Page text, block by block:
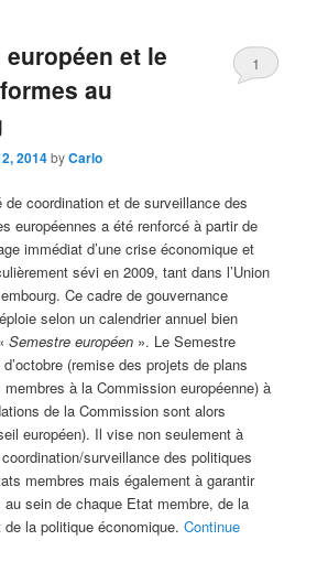
et le
au
2014byCarlo
1
de coordination et de surveillance des
européennes a été renforcé à partir de
immédiat d’une crise économique et
sévi en 2009, tant dans l’Union
Ce cadre de gouvernance
selon un calendrier annuel bien
Semestre européen ». Le Semestre
(remise des projets de plans
à la Commission européenne) à
de la Commission sont alors
européen). Il vise non seulement à
surveillance des politiques
membres mais également à garantir
sein de chaque Etat membre, de la
de la politique économique.Continue